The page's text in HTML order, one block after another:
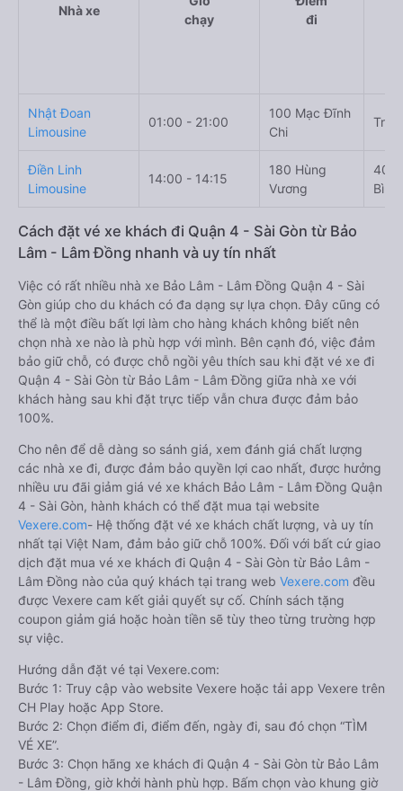
Nhà xe
chạy
đi
Nhật Đoan
Limousine
01:00 - 21:00
100 Mạc Đĩnh
Chi
Điền Linh
Limousine
14:00 - 14:15
180 Hùng
Vương
400
Bình
Cách đặt vé xe khách đi Quận 4 - Sài Gòn từ Bảo
Lâm - Lâm Đồng nhanh và uy tín nhất
Việc có rất nhiều nhà xe Bảo Lâm - Lâm Đồng Quận 4 - Sài
Gòn giúp cho du khách có đa dạng sự lựa chọn. Đây cũng có
thể là một điều bất lợi làm cho hàng khách không biết nên
chọn nhà xe nào là phù hợp với mình. Bên cạnh đó, việc đảm
bảo giữ chỗ, có được chỗ ngồi yêu thích sau khi đặt vé xe đi
Quận 4 - Sài Gòn từ Bảo Lâm - Lâm Đồng giữa nhà xe với
khách hàng sau khi đặt trực tiếp vẫn chưa được đảm bảo
100%.
Cho nên để dễ dàng so sánh giá, xem đánh giá chất lượng
các nhà xe đi, được đảm bảo quyền lợi cao nhất, được hưởng
nhiều ưu đãi giảm giá vé xe khách Bảo Lâm - Lâm Đồng Quận
4 - Sài Gòn, hành khách có thể đặt mua tại website
Vexere.com- Hệ thống đặt vé xe khách chất lượng, và uy tín
nhất tại Việt Nam, đảm bảo giữ chỗ 100%. Đối với bất cứ giao
dịch đặt mua vé xe khách đi Quận 4 - Sài Gòn từ Bảo Lâm -
Lâm Đồng nào của quý khách tại trang web Vexere.com đều
được Vexere cam kết giải quyết sự cố. Chính sách tặng
coupon giảm giá hoặc hoàn tiền sẽ tùy theo từng trường hợp
sự việc.
Hướng dẫn đặt vé tại Vexere.com:
Bước 1: Truy cập vào website Vexere hoặc tải app Vexere trên
CH Play hoặc App Store.
Bước 2: Chọn điểm đi, điểm đến, ngày đi, sau đó chọn “TÌM
VÉ XE”.
Bước 3: Chọn hãng xe khách đi Quận 4 - Sài Gòn từ Bảo Lâm
- Lâm Đồng, giờ khởi hành phù hợp. Bấm chọn vào khung giờ